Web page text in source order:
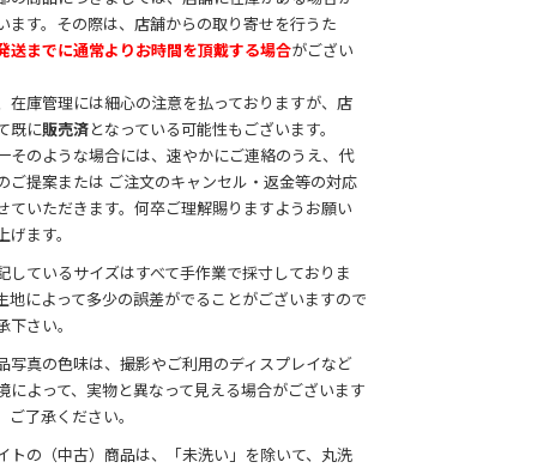
ます。その際は、店舗からの取り寄せを行うた
送までに通常よりお時間を頂戴する場合がござい
在庫管理には細心の注意を払っておりますが、店
既に販売済となっている可能性もございます。
そのような場合には、速やかにご連絡のうえ、代
ご提案または ご注文のキャンセル・返金等の対応
ていただきます。何卒ご理解賜りますようお願い
げます。
ているサイズはすべて手作業で採寸しておりま
地によって多少の誤差がでることがございますので
下さい。
写真の色味は、撮影やご利用のディスプレイなど
によって、実物と異なって見える場合がございます
ご了承ください。
トの（中古）商品は、「未洗い」を除いて、丸洗